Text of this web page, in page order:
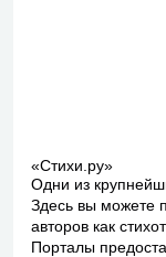
«Стихи.ру»
Одни из
Здесь вы можете
авторов как
Порталы